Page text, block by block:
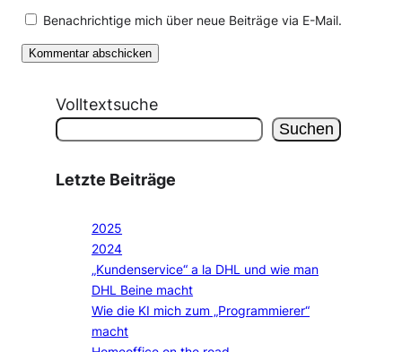
Benachrichtige mich über neue Beiträge via E-Mail.
Volltextsuche
Suchen
Letzte Beiträge
2025
2024
„Kundenservice“ a la DHL und wie man
DHL Beine macht
Wie die KI mich zum „Programmierer“
macht